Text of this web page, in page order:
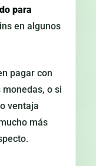
para
en algunos
pagar con
monedas, o si
ventaja
más